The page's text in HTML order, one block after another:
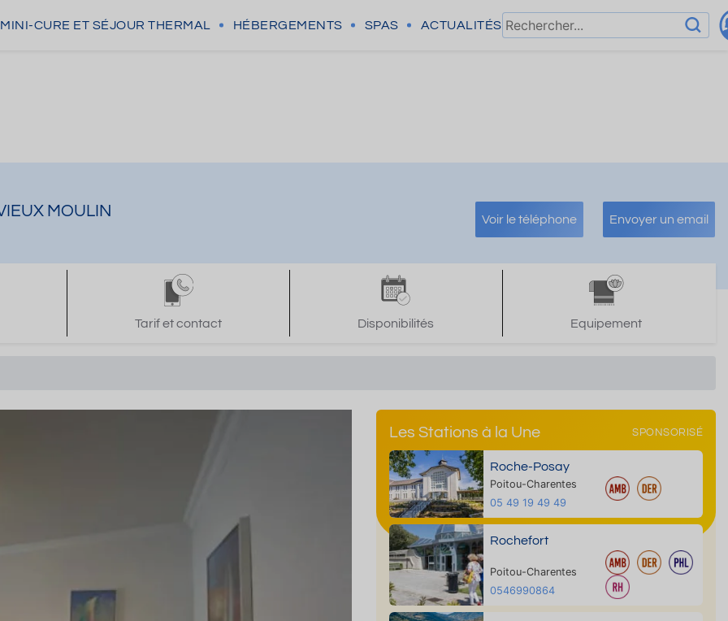
MINI-CURE ET SÉJOUR THERMAL HÉBERGEMENTS SPAS ACTUALITÉS
MOULIN Voir le téléphone Envoyer un email
Tarif et contact Disponibilités Equipement
Les Stations à la Une SPONSORISÉ
Roche-Posay
Poitou-Charentes
05 49 19 49 49
Rochefort
Poitou-Charentes
0546990864